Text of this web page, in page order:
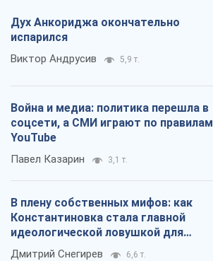
Дух Анкориджа окончательно
испарился
Виктор Андрусив 5,9 т.
Война и медиа: политика перешла в
соцсети, а СМИ играют по правилам
YouTube
Павел Казарин 3,1 т.
В плену собственных мифов: как
Константиновка стала главной
идеологической ловушкой для
российских оккупантов
Дмитрий Снегирев 6,6 т.